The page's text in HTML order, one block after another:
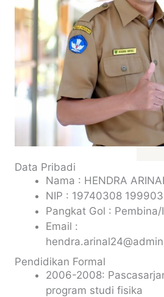
Data Pribadi
Nama : HENDRA
NIP : 19740308
Pangkat Gol : Pembina/
Email :
Pendidikan Formal
2006-2008:
program studi fisika